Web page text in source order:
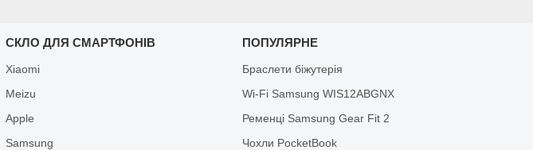
СКЛО ДЛЯ СМАРТФОНІВ
Xiaomi
Meizu
Apple
Samsung
ПОПУЛЯРНЕ
Браслети біжутерія
Wi-Fi Samsung WIS12ABGNX
Ременці Samsung Gear Fit 2
Чохли PocketBook